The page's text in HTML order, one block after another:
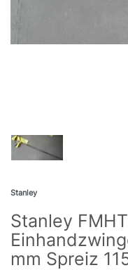
Stanley
Stanley
mm Spreiz